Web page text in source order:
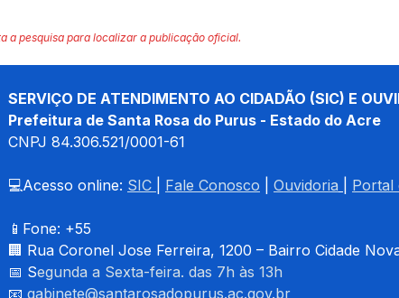
a pesquisa para localizar a publicação oficial.
SERVIÇO DE ATENDIMENTO AO CIDADÃO (SIC) E
Prefeitura de Santa Rosa do Purus - Estado do Acre
CNPJ 84.306.521/0001-61
💻Acesso online: SIC Fale Conosco Ouvidoria Portal
📱Fone: +55
🏢 Rua Coronel Jose Ferreira, 1200 – Bairro Cidade
📅 Segunda a Sexta-feira. das 7h às 13h
📧 gabinete@santarosadopurus.ac.gov.br